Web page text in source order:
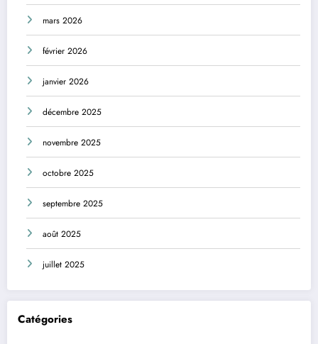
mars 2026
février 2026
janvier 2026
décembre 2025
novembre 2025
octobre 2025
septembre 2025
août 2025
juillet 2025
Catégories